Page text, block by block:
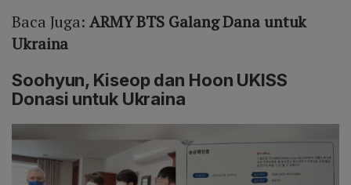
Baca Juga: ARMY BTS Galang Dana untuk
Ukraina
Soohyun, Kiseop dan Hoon UKISS
Donasi untuk Ukraina